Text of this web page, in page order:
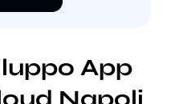
App